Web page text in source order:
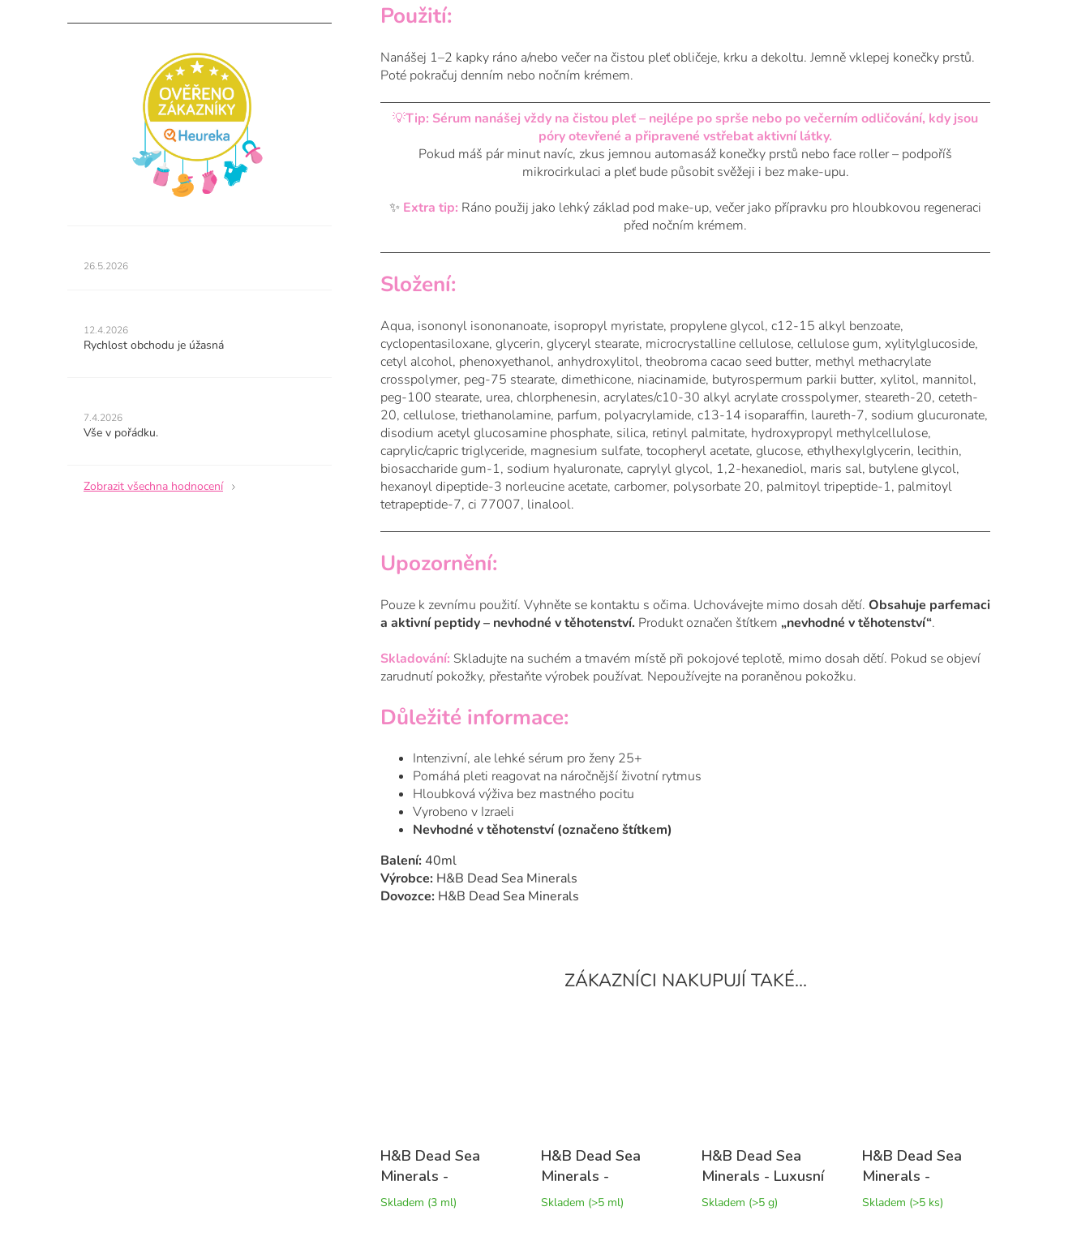
obchodu
5
hvězdiček.
26.5.2026
obchodu
je
12.4.2026
Rychlost obchodu je úžasná
obchodu
je
hvězdiček.
7.4.2026
Vše v pořádku.
Zobrazit všechna hodnocení
H&B Dead Sea
Minerals -
Multiliftingový
Skladem (3 ml)
H&B Dead Sea
Minerals -
Multiliftingový
Skladem (>5 ml)
H&B Dead Sea
Minerals - Luxusní
sůl do koupele
Skladem (>5 g)
H&B Dead Sea
Minerals -
Kolagenová
Skladem (>5 ks)
Použití:
Nanášej 1–2 kapky ráno a/nebo večer na čistou pleť obličeje, krku a dekoltu. Jemně vklepej konečky prstů.
Poté pokračuj denním nebo nočním krémem.
💡Tip: Sérum nanášej vždy na čistou pleť – nejlépe po sprše nebo po večerním odličování, kdy jsou
póry otevřené a připravené vstřebat aktivní látky.
Pokud máš pár minut navíc, zkus jemnou automasáž konečky prstů nebo face roller – podpoříš
mikrocirkulaci a pleť bude působit svěžeji i bez make-upu.
✨ Extra tip: Ráno použij jako lehký základ pod make-up, večer jako přípravku pro hloubkovou regeneraci
před nočním krémem.
Složení:
Aqua, isononyl isononanoate, isopropyl myristate, propylene glycol, c12-15 alkyl benzoate,
cyclopentasiloxane, glycerin, glyceryl stearate, microcrystalline cellulose, cellulose gum, xylitylglucoside,
cetyl alcohol, phenoxyethanol, anhydroxylitol, theobroma cacao seed butter, methyl methacrylate
crosspolymer, peg-75 stearate, dimethicone, niacinamide, butyrospermum parkii butter, xylitol, mannitol,
peg-100 stearate, urea, chlorphenesin, acrylates/c10-30 alkyl acrylate crosspolymer, steareth-20, ceteth-
20, cellulose, triethanolamine, parfum, polyacrylamide, c13-14 isoparaffin, laureth-7, sodium glucuronate,
disodium acetyl glucosamine phosphate, silica, retinyl palmitate, hydroxypropyl methylcellulose,
caprylic/capric triglyceride, magnesium sulfate, tocopheryl acetate, glucose, ethylhexylglycerin, lecithin,
biosaccharide gum-1, sodium hyaluronate, caprylyl glycol, 1,2-hexanediol, maris sal, butylene glycol,
hexanoyl dipeptide-3 norleucine acetate, carbomer, polysorbate 20, palmitoyl tripeptide-1, palmitoyl
tetrapeptide-7, ci 77007, linalool.
Upozornění:
Pouze k zevnímu použití. Vyhněte se kontaktu s očima. Uchovávejte mimo dosah dětí. Obsahuje parfemaci
a aktivní peptidy – nevhodné v těhotenství. Produkt označen štítkem „nevhodné v těhotenství“.
Skladování: Skladujte na suchém a tmavém místě při pokojové teplotě, mimo dosah dětí. Pokud se objeví
zarudnutí pokožky, přestaňte výrobek používat. Nepoužívejte na poraněnou pokožku.
Důležité informace:
Intenzivní, ale lehké sérum pro ženy 25+
Pomáhá pleti reagovat na náročnější životní rytmus
Hloubková výživa bez mastného pocitu
Vyrobeno v Izraeli
Nevhodné v těhotenství (označeno štítkem)
Balení: 40ml
Výrobce: H&B Dead Sea Minerals
Dovozce: H&B Dead Sea Minerals